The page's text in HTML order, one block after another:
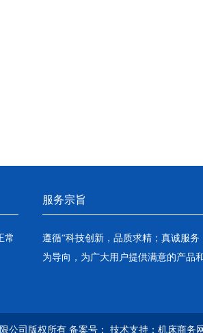
常
服务宗旨
遵循“科技创新，品质求精；真诚服
为导向，为广大用户提供满意的产品和
公司版权所有 备案号： 技术支持： 机床商务网